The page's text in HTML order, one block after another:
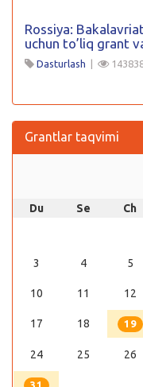
Rossiya:
uchun to’liq grant
Dasturlash |
Grantlar taqvimi
Du Se Ch
3 4 5
10 11 12
17 18 19
24 25 26